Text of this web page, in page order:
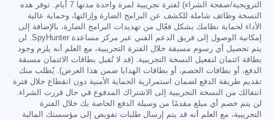
الترويجية/صفحة الشراء) لفترة تجريبية لمرة واحدة مدتها 7 أيام. توفر هذه
النسخة وظائف شاملة للكشف عن البرامج الضارة وإزالتها، وحماية عالية
الأداء لحماية نظامك بشكل فعّال من تهديدات البرامج الضارة، بالإضافة إلى
إمكانية الوصول إلى فريق الدعم الفني عبر مركز مساعدة SpyHunter. لن
يتم تحصيل أي رسوم مسبقة خلال الفترة التجريبية، مع العلم أنه يلزم وجود
بطاقة ائتمان لتفعيل النسخة التجريبية. (قد لا تُقبل بطاقات الائتمان مسبقة
الدفع، أو بطاقات الخصم، أو بطاقات الهدايا ضمن هذا العرض). يُطلب منك
تقديم طريقة الدفع لضمان استمرارية الحماية الأمنية دون انقطاع خلال فترة
انتقالك من النسخة التجريبية إلى الاشتراك المدفوع في حال قررت الشراء.
لن يتم خصم أي مبلغ مقدمًا من وسيلة الدفع الخاصة بك خلال الفترة
التجريبية، مع العلم أنه قد يتم إرسال طلبات تفويض إلى مؤسستك المالية